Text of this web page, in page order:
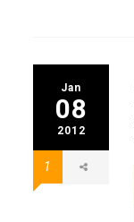
Jan
08
2012
1